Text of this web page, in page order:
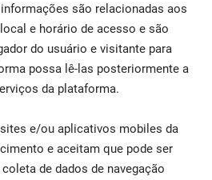
são relacionadas aos
e horário de acesso e são
do usuário e visitante para
possa lê-las posteriormente a
da plataforma.
e/ou aplicativos mobiles da
e aceitam que pode ser
de dados de navegação